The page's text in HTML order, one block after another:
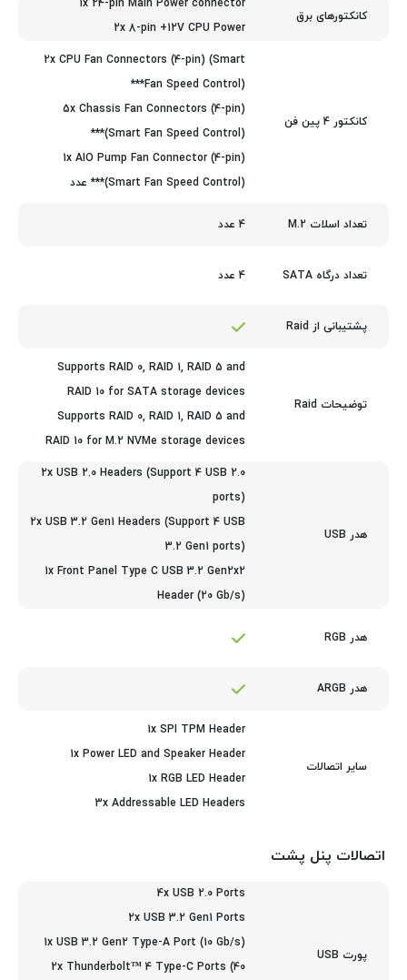
کانکتورهای برق
1x 24-pin Main Power connector
2x 8-pin +12V CPU Power
کانکتور 4 پین فن
2x CPU Fan Connectors (4-pin) (Smart
Fan Speed Control)***
5x Chassis Fan Connectors (4-pin)
(Smart Fan Speed Control)***
1x AIO Pump Fan Connector (4-pin)
(Smart Fan Speed Control)*** عدد
تعداد اسلات M.2 4 عدد
تعداد درگاه SATA 4 عدد
پشتیبانی از Raid
توضیحات Raid
Supports RAID 0, RAID 1, RAID 5 and
RAID 10 for SATA storage devices
Supports RAID 0, RAID 1, RAID 5 and
RAID 10 for M.2 NVMe storage devices
هدر USB
2x USB 2.0 Headers (Support 4 USB 2.0
ports)
2x USB 3.2 Gen1 Headers (Support 4 USB
3.2 Gen1 ports)
1x Front Panel Type C USB 3.2 Gen2x2
Header (20 Gb/s)
هدر RGB
هدر ARGB
سایر اتصالات
1x SPI TPM Header
1x Power LED and Speaker Header
1x RGB LED Header
3x Addressable LED Headers
اتصالات پنل پشت
پورت USB
4x USB 2.0 Ports
2x USB 3.2 Gen1 Ports
1x USB 3.2 Gen2 Type-A Port (10 Gb/s)
2x Thunderbolt™ 4 Type-C Ports (40